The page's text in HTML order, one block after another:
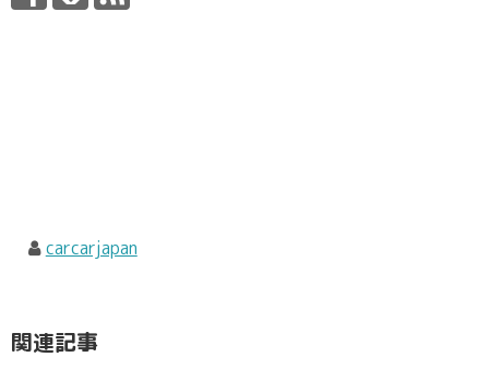
carcarjapan
関連記事